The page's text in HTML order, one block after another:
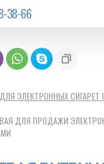
38-66
ЭЛЕКТРОННЫХ
ДЛЯ ПРОДАЖИ